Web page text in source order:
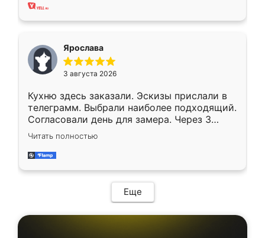
Ярослава
3 августа 2026
Кухню здесь заказали. Эскизы прислали в
телеграмм. Выбрали наиболее подходящий.
Согласовали день для замера. Через 3
недели кухня была уже готова. Остались
довольны работой. Спасибо Ренессанс
мебель за качественную работу!
Читать полностью
Еще